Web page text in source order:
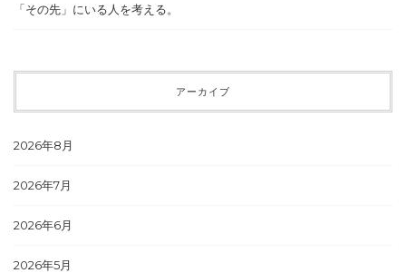
「その先」にいる人を考える。
アーカイブ
2026年8月
2026年7月
2026年6月
2026年5月